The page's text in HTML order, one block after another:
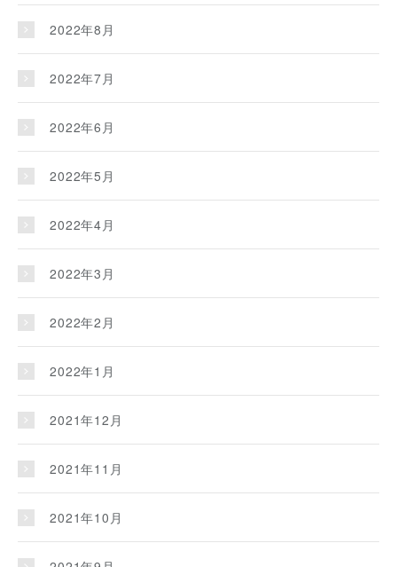
2022年8月
2022年7月
2022年6月
2022年5月
2022年4月
2022年3月
2022年2月
2022年1月
2021年12月
2021年11月
2021年10月